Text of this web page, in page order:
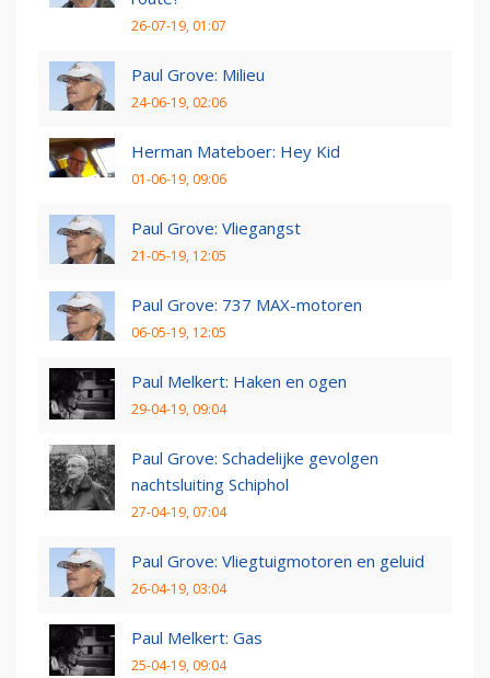
26-07-19, 01:07
Paul Grove: Milieu
24-06-19, 02:06
Herman Mateboer: Hey Kid
01-06-19, 09:06
Paul Grove: Vliegangst
21-05-19, 12:05
Paul Grove: 737 MAX-motoren
06-05-19, 12:05
Paul Melkert: Haken en ogen
29-04-19, 09:04
Paul Grove: Schadelijke gevolgen
nachtsluiting Schiphol
27-04-19, 07:04
Paul Grove: Vliegtuigmotoren en geluid
26-04-19, 03:04
Paul Melkert: Gas
25-04-19, 09:04